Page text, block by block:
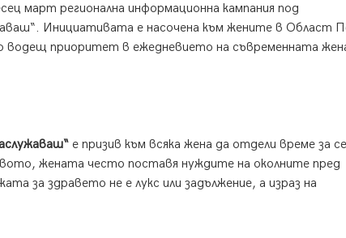
март регионална информационна кампания под
Инициативата е насочена към жените в Област
водещ приоритет в ежедневието на съвременната
е призив към всяка жена да отдели време за
жената често поставя нуждите на околните пред
за здравето не е лукс или задължение, а израз на